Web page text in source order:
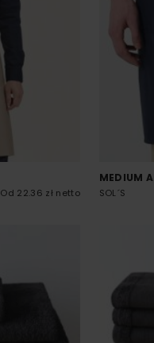
Od 22.36 zł netto
MEDIUM
SOL´S